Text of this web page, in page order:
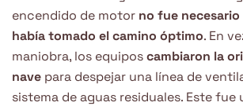
encendido de motor no fue necesario
había tomado el camino óptimo. En
maniobra, los equiposcambiaron la
nave para despejar una línea de
sistema de aguas residuales. Este fue